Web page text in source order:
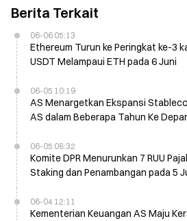
Berita Terkait
06-06 05:13
Ethereum Turun ke Peringkat ke-3
USDT Melampaui ETH pada 6 Juni
06-05 10:19
AS Menargetkan Ekspansi
AS dalam Beberapa Tahun Ke
06-05 08:32
Komite DPR Menurunkan 7 RUU
Staking dan Penambangan pada 5
06-04 12:11
Kementerian Keuangan AS Maju